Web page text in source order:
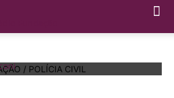
/ POLÍCIA CIVIL